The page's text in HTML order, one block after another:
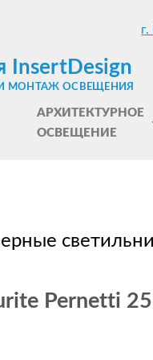
InsertDesign
МОНТАЖ ОСВЕЩЕНИЯ
АРХИТЕКТУРНОЕ
ОСВЕЩЕНИЕ
Pernetti